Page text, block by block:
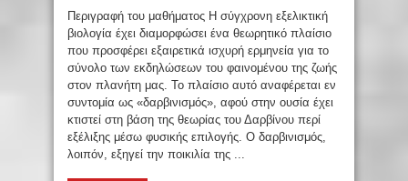
Περιγραφή του μαθήματος Η σύγχρονη εξελικτική
βιολογία έχει διαμορφώσει ένα θεωρητικό πλαίσιο
που προσφέρει εξαιρετικά ισχυρή ερμηνεία για το
σύνολο των εκδηλώσεων του φαινομένου της ζωής
στον πλανήτη μας. Το πλαίσιο αυτό αναφέρεται εν
συντομία ως «δαρβινισμός», αφού στην ουσία έχει
κτιστεί στη βάση της θεωρίας του Δαρβίνου περί
εξέλιξης μέσω φυσικής επιλογής. Ο δαρβινισμός,
λοιπόν, εξηγεί την ποικιλία της ...